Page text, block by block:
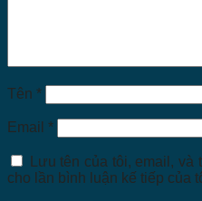
Tên *
Email *
Lưu tên của tôi, email,
cho lần bình luận kế tiếp của